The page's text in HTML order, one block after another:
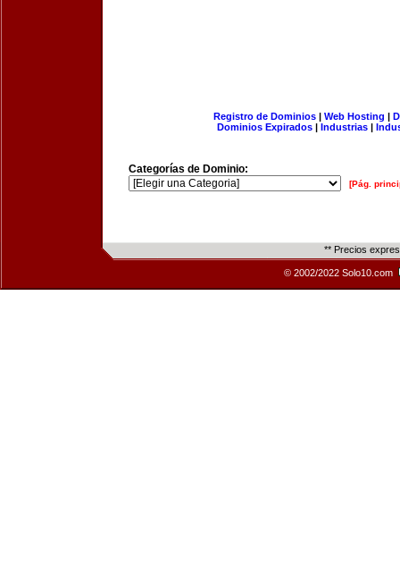
Registro de Dominios| Web Hosting |
Dominios Expirados | Industrias |
Categorías de Dominio:
[Pág.
** Precios
© 2002/2022 Solo10.com